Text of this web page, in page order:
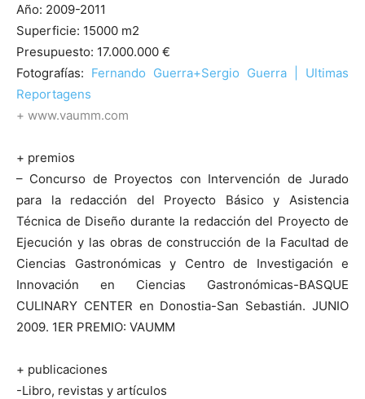
Año: 2009-2011
Superficie: 15000 m2
Presupuesto: 17.000.000 €
Fotografías: Fernando Guerra+Sergio Guerra | Ultimas
Reportagens
+ www.vaumm.com
+ premios
– Concurso de Proyectos con Intervención de Jurado
para la redacción del Proyecto Básico y Asistencia
Técnica de Diseño durante la redacción del Proyecto de
Ejecución y las obras de construcción de la Facultad de
Ciencias Gastronómicas y Centro de Investigación e
Innovación en Ciencias Gastronómicas-BASQUE
CULINARY CENTER en Donostia-San Sebastián. JUNIO
2009. 1ER PREMIO: VAUMM
+ publicaciones
-Libro, revistas y artículos